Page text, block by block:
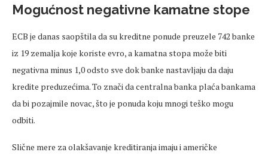
Mogućnost negativne kamatne stope
ECB je danas saopštila da su kreditne ponude preuzele 742 banke
iz 19 zemalja koje koriste evro, a kamatna stopa može biti
negativna minus 1,0 odsto sve dok banke nastavljaju da daju
kredite preduzećima. To znači da centralna banka plaća bankama
da bi pozajmile novac, što je ponuda koju mnogi teško mogu
odbiti.
Slične mere za olakšavanje kreditiranja imaju i američke